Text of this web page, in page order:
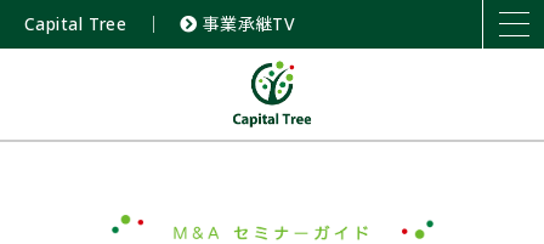
Capital Tree ｜ 事業承継TV